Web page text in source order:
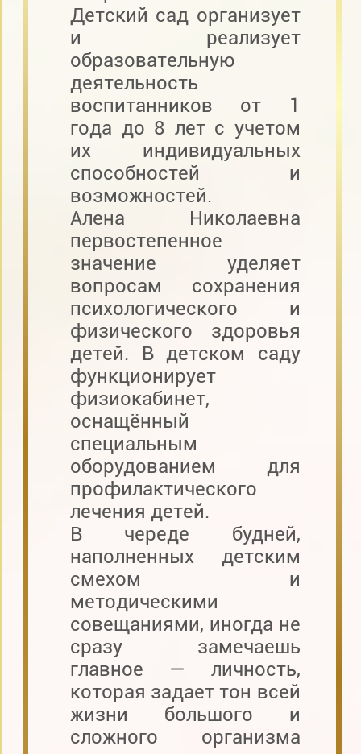
Детский сад организует
и реализует
образовательную
деятельность
воспитанников от 1
года до 8 лет с учетом
их индивидуальных
способностей и
возможностей.
Алена Николаевна
первостепенное
значение уделяет
вопросам сохранения
психологического и
физического здоровья
детей. В детском саду
функционирует
физиокабинет,
оснащённый
специальным
оборудованием для
профилактического
лечения детей.
В череде будней,
наполненных детским
смехом и
методическими
совещаниями, иногда не
сразу замечаешь
главное — личность,
которая задает тон всей
жизни большого и
сложного организма